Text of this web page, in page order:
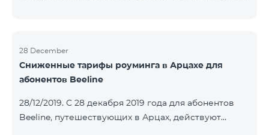
2020 года.
28 December
Сниженные тарифы роуминга в Арцахе для
абонентов Beeline
28/12/2019. С 28 декабря 2019 года для абонентов
Beeline, путешествующих в Арцах, действуют